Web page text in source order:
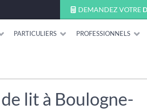
DEMANDEZ VOTRE
PARTICULIERS PROFESSIONNELS
lit à Boulogne-